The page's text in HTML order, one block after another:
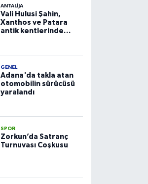
ANTALIJA
Vali Hulusi Şahin,
Xanthos ve Patara
antik kentlerinde
GENEL
Adana'da takla atan
otomobilin sürücüsü
yaralandı
SPOR
Zorkun’da Satranç
Turnuvası Coşkusu